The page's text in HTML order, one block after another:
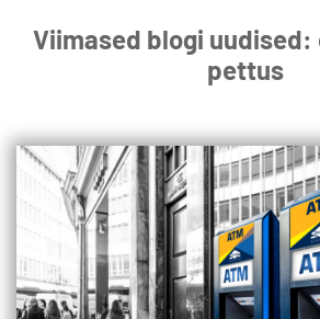
Viimased blogi
pettus